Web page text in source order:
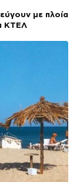
με πλοία
ΚΤΕΛ